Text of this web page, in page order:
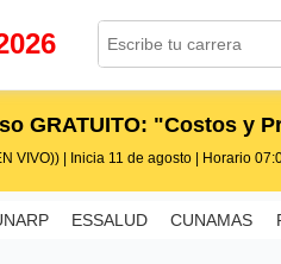
GRATUITO: "Costos y
VIVO)) | Inicia 11 de agosto | Horario
ESSALUD CUNAMAS